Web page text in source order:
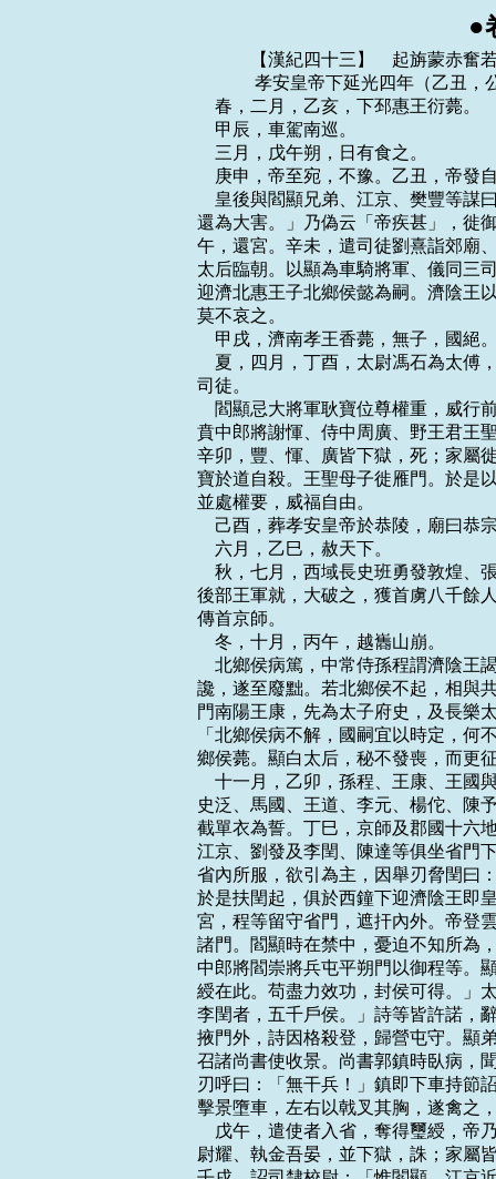
●
　　【漢紀四十三】　起旃蒙赤奮若，盡昭陽作噩，凡九年。
    　　 孝安皇帝下延光四年（乙丑，公元一二五年）
    春，二月，乙亥，下邳惠王衍薨。
    甲辰，車駕南巡。
    三月，戊午朔，日有食之。
    庚申，帝至宛，不豫。乙丑，帝發自宛；丁卯，至葉，崩於乘輿。年三十二。
    皇後與閻顯兄弟、江京、樊豐等謀曰：「今晏駕道次，濟陰王在內，邂逅公卿立之，
還為大害。」乃偽云「帝疾甚」，徙御臥車，所在上食、問起居如故。驅馳行四日，庚
午，還宮。辛未，遣司徒劉熹詣郊廟、社稷，告天請命；其夕，發喪。尊皇後曰皇太后。
太后臨朝。以顯為車騎將軍、儀同三司。太后欲久專國政，貪立幼年，與顯等定策禁中，
迎濟北惠王子北鄉侯懿為嗣。濟陰王以廢黜，不得上殿親臨梓宮，悲號不食；內外群僚
莫不哀之。
    甲戌，濟南孝王香薨，無子，國絕。乙酉，北鄉侯即皇帝位。
    夏，四月，丁酉，太尉馮石為太傅，司徒劉熹為太尉，參錄尚書事，前司空李郃為
司徒。
    閻顯忌大將軍耿寶位尊權重，威行前朝，乃風有司奏「寶及其黨與中常侍樊豐、虎
賁中郎將謝惲、侍中周廣、野王君王聖、聖女永等更相阿黨，互作威福，皆大不道。」
辛卯，豐、惲、廣皆下獄，死；家屬徙比景。貶寶及弟子林慮侯承皆為亭侯，遣就國；
寶於道自殺。王聖母子徙雁門。於是以閻景為衛尉，耀為城門校尉，晏為執金吾，兄弟
並處權要，威福自由。
    己酉，葬孝安皇帝於恭陵，廟曰恭宗。
    六月，乙巳，赦天下。
    秋，七月，西域長史班勇發敦煌、張掖、酒泉六千騎及鄯善、疏勒、車師前部兵擊
後部王軍就，大破之，獲首虜八千餘人，生得軍就及匈奴持節使者，將至索班沒處斬之，
傳首京師。
    冬，十月，丙午，越巂山崩。
    北鄉侯病篤，中常侍孫程謂濟陰王謁者長興渠曰：「王以嫡統，本無失德。先帝用
讒，遂至廢黜。若北鄉侯不起，相與共斷江京、閻顯，事無不成者。」渠然之。又中黃
門南陽王康，先為太子府史，及長樂太官丞京兆王國等並附同於程。江京謂閻顯曰：
「北鄉侯病不解，國嗣宜以時定，何不早征諸王子，簡所置乎！」顯以為然。辛亥，北
鄉侯薨。顯白太后，秘不發喪，而更征諸王子，閉宮門，屯兵自守。
    十一月，乙卯，孫程、王康、王國與中黃門黃龍、彭愷、孟叔、李建、王成、張賢、
史泛、馬國、王道、李元、楊佗、陳予、趙封、李剛、魏猛、苗光等聚謀於西鐘下，皆
截單衣為誓。丁巳，京師及郡國十六地震。是夜，程等共會崇德殿上，因入章台門。時
江京、劉發及李閏、陳達等俱坐省門下，程與王康共就斬京、安、達。以李閏權勢積為
省內所服，欲引為主，因舉刃脅閏曰：「今當立濟陰王，無得搖動！」閏曰：「諾。」
於是扶閏起，俱於西鐘下迎濟陰王即皇帝位，時年十一。召尚書令、僕射以下從輦幸南
宮，程等留守省門，遮扞內外。帝登雲台，召公卿、百僚，使虎賁、羽林士屯南、北宮
諸門。閻顯時在禁中，憂迫不知所為，小黃門樊登勸顯以太后詔召越騎校尉馮詩、虎賁
中郎將閻崇將兵屯平朔門以御程等。顯誘詩入省，謂曰：「濟陰王立，非皇太后意，璽
綬在此。苟盡力效功，封侯可得。」太后使授之印曰：「能得濟陰王者，封萬戶侯；得
李閏者，五千戶侯。」詩等皆許諾，辭以「卒被召，所將眾少。」顯使與登迎吏士於左
掖門外，詩因格殺登，歸營屯守。顯弟衛尉景遽從省中還外府，收兵至盛德門。孫程傳
召諸尚書使收景。尚書郭鎮時臥病，聞之，即率直宿羽林出南止車門，逢景從吏士拔白
刃呼曰：「無干兵！」鎮即下車持節詔之，景曰：「何等詔！」因斫鎮，不中。鎮引劍
擊景墮車，左右以戟叉其胸，遂禽之，送廷尉獄，即夜死。
    戊午，遣使者入省，奪得璽綬，帝乃幸嘉德殿，遣侍御史持節收閻顯及其弟城門校
尉耀、執金吾晏，並下獄，誅；家屬皆徙比景。遷太后於離宮。己未，開門，罷屯兵。
壬戌，詔司隸校尉：「惟閻顯、江京近親，當伏辜誅，其餘務崇寬貸。」封孫程等皆為
列侯：程食邑萬戶，王康、王國食九千戶，黃龍食五千戶，彭愷、孟叔、李建食四千二
百戶，王成、張賢、史泛、馬國、王道、李元、楊佗、陳予、趙封、李剛食四千戶，魏
猛食二千戶，苗光食千戶：是為十九侯，加賜車馬、金銀、錢帛各有差；李閏以先不豫
謀，故不封。擢孫程為騎都尉。初，程等入章台門，苗光獨不入。詔書錄功臣，令王康
疏名，康詐疏光入章台門。光未受符策，心不自安，詣黃門令自告。有司奏康、光欺詐
主上；詔書勿問。以將作大匠來歷為衛尉。示殳諷、劉瑋、閭丘弘等先卒，皆拜其子為
郎。硃倀、施延、陳光、趙代皆見拔用，後至公卿。征王男、邴吉家屬還京師，厚加賞
賜。帝之見廢也，監太子家小黃門籍建、傅高梵、長秋長趙熹、丞良賀、藥長夏珍皆坐
徙朔方；帝即位，並擢為中常侍。
    初，閻顯辟崔□因之子瑗為吏，瑗以北鄉侯立不以正，知顯將敗，欲說令廢立，而
顯日沉醉，不能得見，乃謂長史陳禪曰：「中常侍江京等惑蠱先帝，廢黜正統，扶立疏
孽。少帝即位，發病廟中，周勃之征，於斯復見。今欲與君共求見說將軍，白太后，收
京等，廢少帝，引立濟陰王，必上當天心，下合人望，伊、霍之功不下席而立，則將軍
兄弟傳祚於無窮；若拒違天意，久曠神器，則將以無罪並辜元惡。此所謂禍福之會，分
功之時也。」禪猶豫未敢從。會顯敗，瑗坐被斥；門生蘇祗欲上書言狀，瑗遽止之。時
陳禪為司隸校尉，召瑗謂曰：「弟聽祗上書，禪請為之證。」瑗曰：「此譬猶兒妾屏語
耳，願使君勿復出口。」遂辭歸，不復應州郡命。
    己卯，以諸王禮葬北鄉侯。
    司空劉授以阿附惡逆，辟召非其人，策免。
    十二月，甲申，以少府河南陶敦為司空。
    楊震門生虞放、陳翼詣闕追訟震事；詔除震二子為郎，贈錢百萬，以禮改葬於華陰
潼亭，遠近畢至。有大鳥高丈餘集震喪前，郡以狀上。帝感震忠直，詔復以中牢具祠之。
議郎陳禪以為：「閻太后與帝無母子恩，宜徙別館，絕朝見，」群臣議者鹹以為宜。司
徒掾汝南周舉謂李郃曰：「昔瞽瞍常欲殺舜，舜事之逾謹；鄭武姜謀殺莊公，莊公誓之
黃泉，秦始皇怨母失行，久而隔絕，後感穎考叔、茅焦之言，復修子道；書傳美之。今
諸閻新誅，太后幽在離宮，若悲愁生疾，一旦不虞，主上將何以令於天下！如從禪議，
後世歸咎明公。宜密表朝廷，令奉太后，率群臣朝覲如舊，以厭天心，以答人望！」郃
即上疏陳之。
    孝和皇帝上
    　　 孝安皇帝下永建元年（丙寅，公元一二六年）
    春，正月，帝朝太后於東宮，太后意乃安。
    甲寅，赦天下。
    辛未，皇太后閻氏崩。
    辛巳，太傅馮石、太尉劉熹以阿黨權貴免。司徒李郃罷。
    二月，甲申，葬安思皇後。
    丙戌，以太常桓焉為太傅；大鴻臚京兆硃寵為太尉，參錄尚書事；長樂少府硃倀為
司徒。
    封尚書郭鎮為定穎侯。
    隴西鐘羌反，校尉馬賢擊之，戰於臨洮，斬首千餘級，羌眾皆降；由是涼州復安。
    六月，己亥，封濟南簡王錯子顯為濟南王。
    秋，七月，庚午，以衛尉來歷為車騎將軍。
    八月，鮮卑寇代郡，太守李超戰歿。
    司隸校尉虞詡到官數月，奏馮石、劉熹，免之，又劾奏中常侍程璜、陳秉、孟生、
李閏等，百官側目，號為苛刻。三公劾奏：「詡盛夏多拘系無辜，為吏民患。」詡上書
自訟曰：「法禁者，俗之堤防；刑罰者，民之銜轡。今州曰任郡，郡曰任縣，更相委遠，
百姓怨窮；以苟容為賢，盡節為愚。臣所發舉，臧罪非一。三府恐為臣所奏，遂加誣罪。
臣將從史魚死，即以屍諫耳！」帝省其章，乃不罪詡。中常侍張防賣弄權勢，請托受取；
詡案之，屢寢不報。詡不勝其憤，乃自系廷尉，奏言曰：「昔孝安皇帝任用樊豐，交亂
嫡統，幾亡社稷。今者張防復弄威柄，國家之禍將重至矣。臣不忍與防同朝，謹自系以
聞，無令臣襲楊震之跡！」書奏，防流涕訴帝，詡坐論輸左校；防必欲害之，二日之中，
傳考四獄。獄吏勸詡自引，詡曰：「寧伏歐刀以示遠近！喑嗚自殺，是非孰辨邪！」浮
陽侯孫程、祝阿侯張賢相率乞見，程曰：「陛下始與臥等造事之時，常疾奸臣，知其傾
國。今者即位而復自為，何以非先帝乎！司隸校尉虞詡為陛下盡忠，而更被拘系；常侍
張防臧罪明正，反構忠良。今客星守羽林，其占宮中有奸臣；宜急收防送獄，以塞天
變。」時防立在帝后，程叱防曰：「奸臣張防，何不下殿！」防不得已，趨就東箱。程
曰：「陛下急收防，無令從阿母求請！」帝問諸尚書，尚書賈朗素與防善，證詡之罪；
帝疑焉，謂程曰：「且出，吾方思之！」於是詡子顗與門生百餘人，舉幡候中常侍高梵
車，叩頭流血，訴言枉狀。梵入言之，防坐徙邊，賈朗等六人或死或黜；即日赦出詡。
程復上書陳詡有大功，語甚切激。帝感悟，復征拜議郎；數日，遷尚書僕射。詡上疏薦
議郎南陽左雄曰：「臣見方今公卿以下，類多拱默，以樹恩為賢，盡節為愚，至相戒曰：
『白璧不可為，容容多後福。』伏見議郎左雄，有王臣蹇蹇之節，宜擢在喉舌之官，必
有國弼之益。」由是拜雄尚書。
    浮陽侯孫程等懷表上殿爭功，帝怒。有司劾奏「程等於亂悖逆，王國等皆與程黨，
久留京都，益其驕恣。」帝乃免程等官，悉徙封遠縣。因遺十九侯就國，敕洛陽令促期
發遺。司徒掾周舉說硃倀曰：「朝廷在西鐘下時，非孫程等豈立！今忘其大德，錄其小
過。如道路夭折，帝有殺功臣之譏。及今未去，宜急表之！倀曰：「今詔指方怒，吾獨
表此，必致罪譴。」舉曰：「明公年過八十，位為台輔，不於今時竭忠報國，惜身安，
欲以何求！祿位雖全，必陷佞邪之機；諫而獲罪，猶有忠貞之名。若舉言不足采，請從
此辭！」倀乃表諫，帝果從之。程徙封宜城侯，到國，怨恨恚懟，封還印綬、符策，亡
歸京師，往來山中。詔書追求，復故爵土，賜車馬、衣物，遣還國。
    冬，十月，丁亥，司空陶敦免。
    朔方以西，障塞多壞，鮮卑因此數侵南匈奴；單于憂恐，上書乞修復障塞。庚寅，
詔：「黎陽營兵出屯中山北界；令緣邊郡增置步兵，列屯塞下，教習戰射。」
    以廷尉張皓為司空。
    班勇更立車師後部故王子加特奴為王。勇又使別校誅斬東且彌王，亦更立其種人為
王；於是車師六國悉平。勇遂發諸國兵擊匈奴，呼銜王亡走，其眾二萬餘人皆降。生得
單于人兄，勇使加特奴手斬之，以結車師、匈奴之隙。北單于自將萬餘騎入後部，至金
且谷；勇使假司馬曹俊救之，單于引去，俊追斬其貴人骨都侯。於是呼衍王遂徙居枯梧
河上，是後車師無復虜跡。
    　　 孝安皇帝下永建二年（丁卯，公元一二七年）
    春，正月，中郎將張國以南單于兵擊鮮卑其至鞬，破之。二月，遼東鮮卑寇遼東玄
菟；烏桓校尉耿曄發緣邊諸郡兵及烏桓出塞擊之，斬獲甚眾；鮮卑三萬人詣遼東降。
    三月，旱。
    初，帝母李氏瘞在洛陽北，帝初不知；至是，左右白之，帝乃發哀，親到瘞所，更
以禮殯。六月，乙酉，追謚為恭愍皇後，葬於恭陵之北。
    西域城郭諸國皆服於漢，唯焉耆王元孟未降，班勇奏請攻之。於是遣敦煌太守張朗
將河西四郡兵三千人配勇，因發諸國兵四萬餘人分為兩道擊之。勇從南道，朗從北道，
約期俱至焉耆。而朗先有罪，欲徼功自贖，遂先期至爵離關，遣司馬將兵前戰，獲首虜
二千餘人，元孟懼誅，逆遣使乞降。張朗徑入焉耆，受降而還。朗得免誅，勇以後期征，
下獄，免。
    秋，七月，甲戌朔，日有食之。
    壬午，太尉硃寵、司徒硃倀免。庚子，以太常劉光為太尉、錄尚書事，光祿勳汝南
許敬為司徒。光，矩之弟也。敬仕於和、安之間，當竇、鄧、閻氏之盛，無所屈撓；三
家既敗，士大夫多染污者，獨無謗言及於敬，當世以此貴之。
    初，南陽樊英，少有學行，名著海內，陷於壺山之陽，州郡前後禮請，不應；公卿
舉賢良、方正、有道，皆不行；安帝賜策書征之，不赴。是歲，帝復以策書、玄纁，備
禮征英，英固辭疾篤。詔切責郡縣，駕載上道。英不得已，到京，稱疾不肯起；強輿入
殿，猶不能屈。帝使出就太醫養疾，月致羊酒。其後帝乃為英設壇，令公車令導，尚書
奉引，賜幾、杖，待以師傅之禮，延問得失，拜五官中郎將。數月，英稱疾篤；詔以為
光祿大夫，賜告歸，令在所送谷，以歲時致牛酒。英辭位不受，有詔譬旨，勿聽。英初
被詔命，眾皆以為必不降志。南郡王逸素與英善，因與其書，多引古譬諭，勸使就聘。
英順逸議而至；及後應對無奇謀深策，談者以為失望。河南張楷與英俱征，謂英曰：
「天下有二道，出與處也。吾前以子之出，能輔是君也，濟斯民也。而子始以不訾之身，
怒萬乘之主，及其享受爵祿，又不聞匡救之術，進退無所據矣。」
    臣光曰：古之君子，邦有道則仕，邦無道則隱。隱非君子之所欲也。人莫己知而道
不得行，群邪共處而害將及身，故深藏以避之。王者舉逸民，揚仄陋，固為其有益於國
家，非以徇世俗之耳目也。是故有道德足以尊主，智能足以庇民，被褐懷玉，深藏不市，
則王者當盡禮以致之，屈體以下之，虛心以訪之，克己以從之，然後能利澤施於四表，
功烈格於上下。蓋取其道不取其人，務其實不務其名也。
    其或禮備而不至，意勤而不起，則姑內自循省而不敢強致其人，曰：豈吾德之薄而
不足慕乎？政之亂而不可輔乎？群小在朝而不敢進乎？誠心不至而憂其言之不用乎？何
賢者之不我從也？苟其德已厚矣，政已治矣，群小遠矣，誠心至矣，彼將扣閽以自售，
又安有勤求而不至者哉！荀子曰：「耀蟬者，務在明其火，振其木而已；火不明，雖振
其木，無益也。今人主有能明其德，則天下歸之，若蟬之歸明火也。」或者人主恥不能
致，乃至誘之以高位，脅之以嚴刑。使彼誠君子邪，則位非所貪，刑非所畏，終不可得
而致也；可致者，皆貪位畏刑之人也，烏足貴哉！若乃孝弟著於家庭，行誼隆於鄉曲，
利不苟取，仕不苟進，潔己安分，優遊卒歲，雖不足以尊主庇民，是亦清修之吉士也。
王者當褒優安養，俾遂其志。若孝昭之待韓福，光武之遇周黨，以勵廉恥，美風俗，斯
亦可矣，固不當如范升之詆毀，又不可如張楷之責望也。至於飾偽以邀譽，釣奇以驚俗，
不食君祿而爭屠沽之利，不受小官而規卿相之位，名與實反，心與跡違，斯乃華士、少
正卯之流，其得免於聖王之誅幸矣，尚何聘召之有哉！
    時又征廣漢楊厚、江夏黃瓊。瓊，香之子也。厚既至，豫陳漢有三百五十年之厄以
為戒，拜議郎。瓊將至，李固以書逆遺之曰：「君子謂伯夷隘，柳下惠不恭。不夷不惠，
可否之間，聖賢居身之所珍也。誠遂